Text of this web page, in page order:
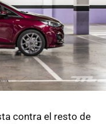
contra el resto de